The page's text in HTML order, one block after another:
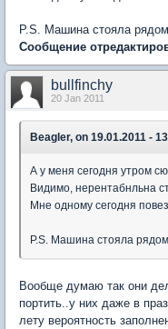
P.S. Машина стояла
Сообщение
bullfinchy
20 Jan 2011
Beagler, on 19.01.2011 -
А у меня сегодня утром
Видимо, нерентабнльна
Мне одному сегодня
P.S. Машина стояла
Вообще думаю так они
портить..у них даже в
лету вероятность